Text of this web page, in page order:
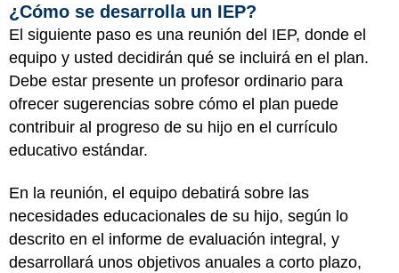
¿Cómo se desarrolla un IEP?
El siguiente paso es una reunión del IEP, donde el
equipo y usted decidirán qué se incluirá en el plan.
Debe estar presente un profesor ordinario para
ofrecer sugerencias sobre cómo el plan puede
contribuir al progreso de su hijo en el currículo
educativo estándar.
En la reunión, el equipo debatirá sobre las
necesidades educacionales de su hijo, según lo
descrito en el informe de evaluación integral, y
desarrollará unos objetivos anuales a corto plazo,